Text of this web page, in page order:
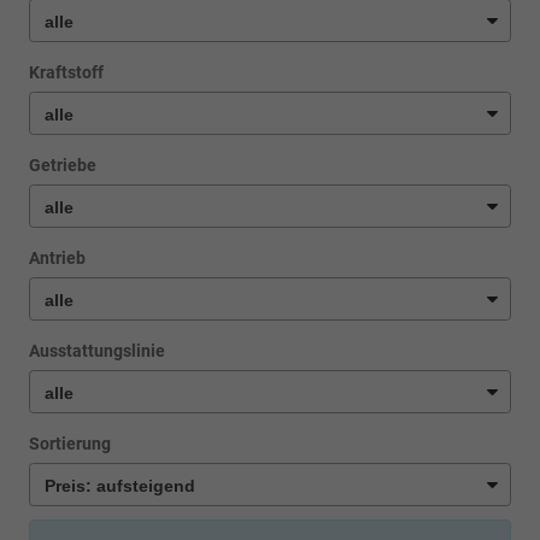
Kraftstoff
Getriebe
Antrieb
Ausstattungslinie
Sortierung